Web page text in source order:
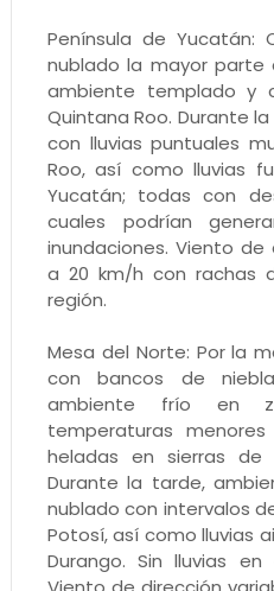
Península de Yucatán:
nublado la mayor parte
ambiente templado y
Quintana Roo. Durante
con lluvias puntuales
Roo, así como lluvias
Yucatán; todas con
cuales podrían
inundaciones. Viento de
a 20 km/h con rachas
región.
Mesa del Norte: Por la
con bancos de
ambiente frío en
temperaturas
heladas en sierras de
Durante la tarde,
nublado con intervalos
Potosí, así como lluvias
Durango. Sin lluvias